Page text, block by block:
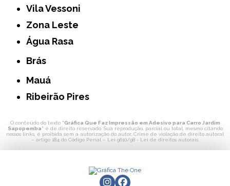
Vila Vessoni
Zona Leste
Água Rasa
Brás
Mauá
Ribeirão Pires
O conteúdo do texto "Gráfica Que Faz Impressão em Adesivo para Carro Jardim
Sapopemba" é de direito reservado. Sua reprodução, parcial ou total, mesmo citando
nossos links, é proibida sem a autorização do autor. Crime de violação de direito autoral
– artigo 184 do Código Penal – Lei 9610/98 - Lei de direitos autorais.